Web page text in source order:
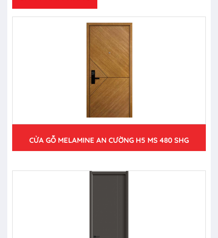
CỬA GỖ MELAMINE AN CƯỜNG H5 MS 480 SHG